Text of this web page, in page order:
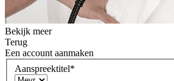
Bekijk meer
Terug
Een account aanmaken
Aanspreektitel*